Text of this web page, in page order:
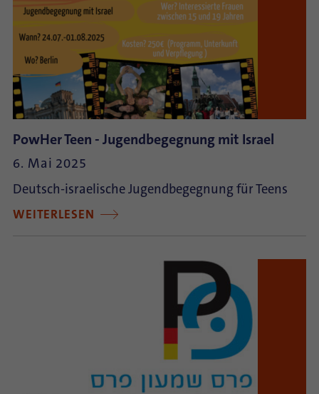
PowHer Teen - Jugendbegegnung mit Israel
6. Mai 2025
Deutsch-israelische Jugendbegegnung für Teens
WEITERLESEN